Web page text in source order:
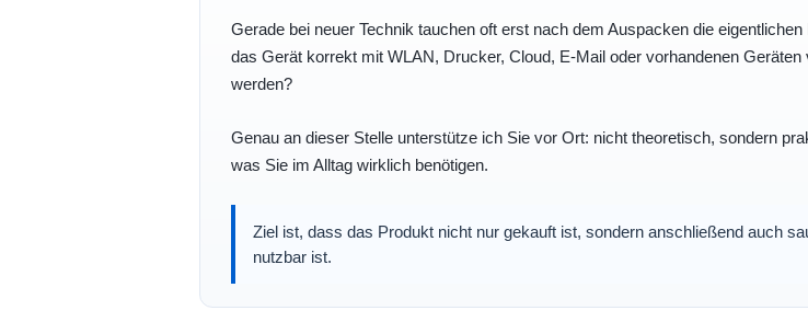
Gerade bei neuer Technik tauchen oft erst nach dem Auspacken die
das Gerät korrekt mit WLAN, Drucker, Cloud, E-Mail oder vorhandenen
werden?
Genau an dieser Stelle unterstütze ich Sie vor Ort: nicht theoretisch, sondern
was Sie im Alltag wirklich benötigen.
Ziel ist, dass das Produkt nicht nur gekauft ist, sondern anschließend auch
nutzbar ist.